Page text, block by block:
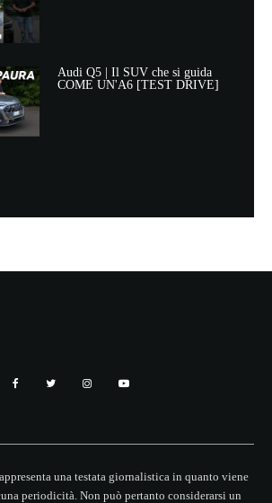
Audi Q5 | Il SUV che si guida
COME UN'A6 [TEST DRIVE]
una testata giornalistica in quanto viene
periodicità. Non può pertanto considerarsi un